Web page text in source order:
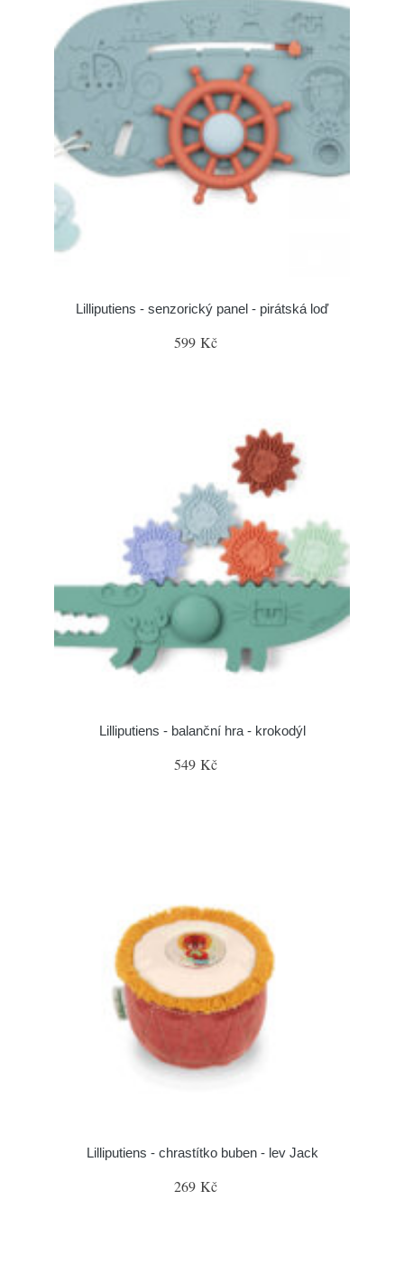
Lilliputiens - senzorický panel - pirátská loď
599 Kč
Lilliputiens - balanční hra - krokodýl
549 Kč
Lilliputiens - chrastítko buben - lev Jack
269 Kč